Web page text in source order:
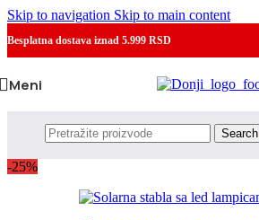
Skip to navigation Skip to main content
Besplatna dostava iznad 5.999 RSD
Meni
Search
-25%